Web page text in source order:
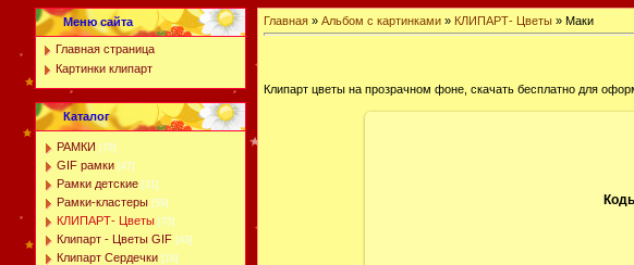
Меню сайта
Главная страница
Картинки клипарт
Каталог
РАМКИ [79]
GIF рамки [47]
Рамки детские [31]
Рамки-кластеры [59]
КЛИПАРТ- Цветы [75]
Клипарт - Цветы GIF [43]
Клипарт Сердечки [18]
Главная» Альбом с картинками» КЛИПАРТ- Цветы» Маки
Клипарт цветы на прозрачном фоне, скачать бесплатно для